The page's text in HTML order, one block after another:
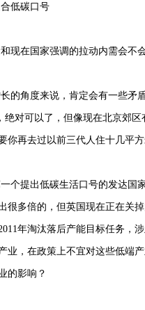
低碳口号
现在国家强调的拉动内需会不
的角度来说，肯定会有一些矛
绝对可以了，但像现在北京郊
你再去过以前三代人住十几平方
个提出低碳生活口号的发达国
很多倍的，但英国现在正在关
年淘汰落后产能目标任务，
业，在政策上不宜对这些低端
的影响？